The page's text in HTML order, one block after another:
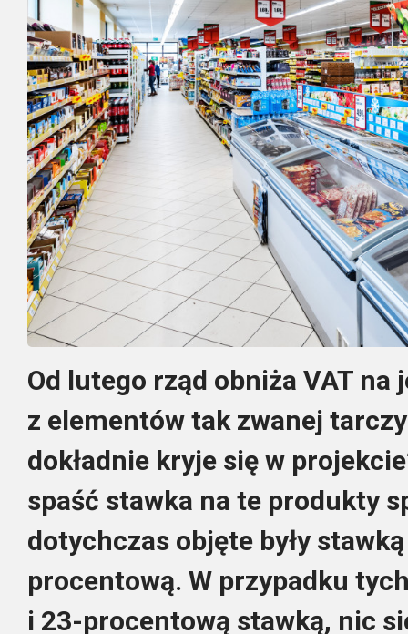
Od lutego rząd obniża VAT na
z elementów tak zwanej
dokładnie kryje się w
spaść stawka na te produkty
dotychczas objęte były
procentową. W przypadku
i 23-procentową stawką, nic